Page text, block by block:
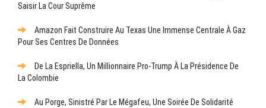
Saisir La Cour Suprême
Amazon Fait Construire Au Texas Une Immense Centrale À Gaz
Pour Ses Centres De Données
De La Espriella, Un Millionnaire Pro-Trump À La Présidence De
La Colombie
Au Porge, Sinistré Par Le Mégafeu, Une Soirée De Solidarité